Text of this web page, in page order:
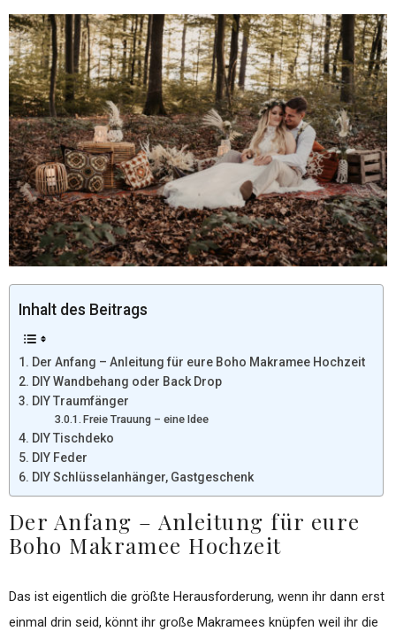
Inhalt des Beitrags
Der Anfang – Anleitung für eure Boho Makramee Hochzeit
DIY Wandbehang oder Back Drop
DIY Traumfänger
Freie Trauung – eine Idee
DIY Tischdeko
DIY Feder
DIY Schlüsselanhänger, Gastgeschenk
Der Anfang – Anleitung für eure
Boho Makramee Hochzeit
Das ist eigentlich die größte Herausforderung, wenn ihr dann erst
einmal drin seid, könnt ihr große Makramees knüpfen weil ihr die